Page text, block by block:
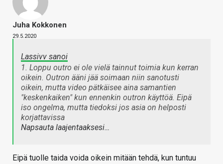
Juha Kokkonen
29.5.2020
Lassivv sanoi
1. Loppu outro ei ole vielä tainnut toimia kun kerran
oikein. Outron ääni jää soimaan niin sanotusti
oikein, mutta video pätkäisee aina samantien
"keskenkaiken" kun ennenkin outron käyttöä. Eipä
iso ongelma, mutta tiedoksi jos asia on helposti
korjattavissa
Napsauta laajentaaksesi…
Eipä tuolle taida voida oikein mitään tehdä, kun tuntuu